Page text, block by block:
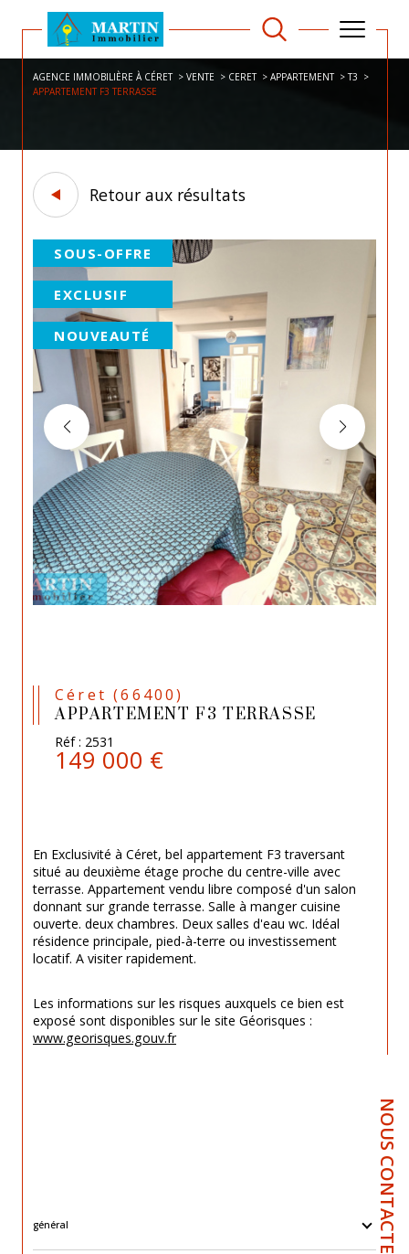
NOUS CONTACTER
AGENCE IMMOBILIÈRE À CÉRET VENTE CERET APPARTEMENT
T3
APPARTEMENT F3 TERRASSE
Retour aux résultats
SOUS-OFFRE
EXCLUSIF
NOUVEAUTÉ
Céret (66400)
APPARTEMENT F3 TERRASSE
Réf : 2531
149 000 €
En Exclusivité à Céret, bel appartement F3 traversant
situé au deuxième étage proche du centre-ville avec
terrasse. Appartement vendu libre composé d'un salon
donnant sur grande terrasse. Salle à manger cuisine
ouverte. deux chambres. Deux salles d'eau wc. Idéal
résidence principale, pied-à-terre ou investissement
locatif. A visiter rapidement.
Les informations sur les risques auxquels ce bien est
exposé sont disponibles sur le site Géorisques :
www.georisques.gouv.fr
général